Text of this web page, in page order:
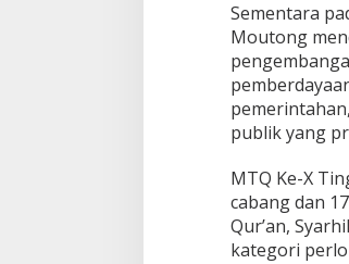
Sementara
Moutong
publik yang
MTQ Ke-X
cabang dan
Qur’an,
kategori